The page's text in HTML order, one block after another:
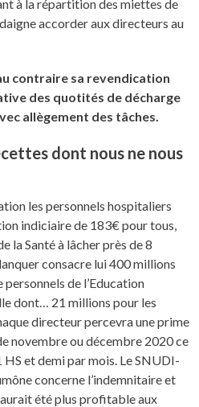
à la répartition des miettes de
accorder aux directeurs au
contraire sa revendication
des quotités de décharge
allègement des tâches.
dont nous ne nous
les personnels hospitaliers
indiciaire de 183€ pour tous,
la Santé à lâcher près de 8
consacre lui 400 millions
personnels de l’Education
dont… 21 millions pour les
directeur percevra une prime
novembre ou décembre 2020 ce
et demi par mois. Le SNUDI-
concerne l’indemnitaire et
aurait été plus profitable aux